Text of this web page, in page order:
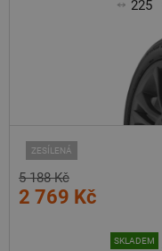
225
ZESÍLENÁ
5 188 Kč
2 769 Kč
SKLADEM